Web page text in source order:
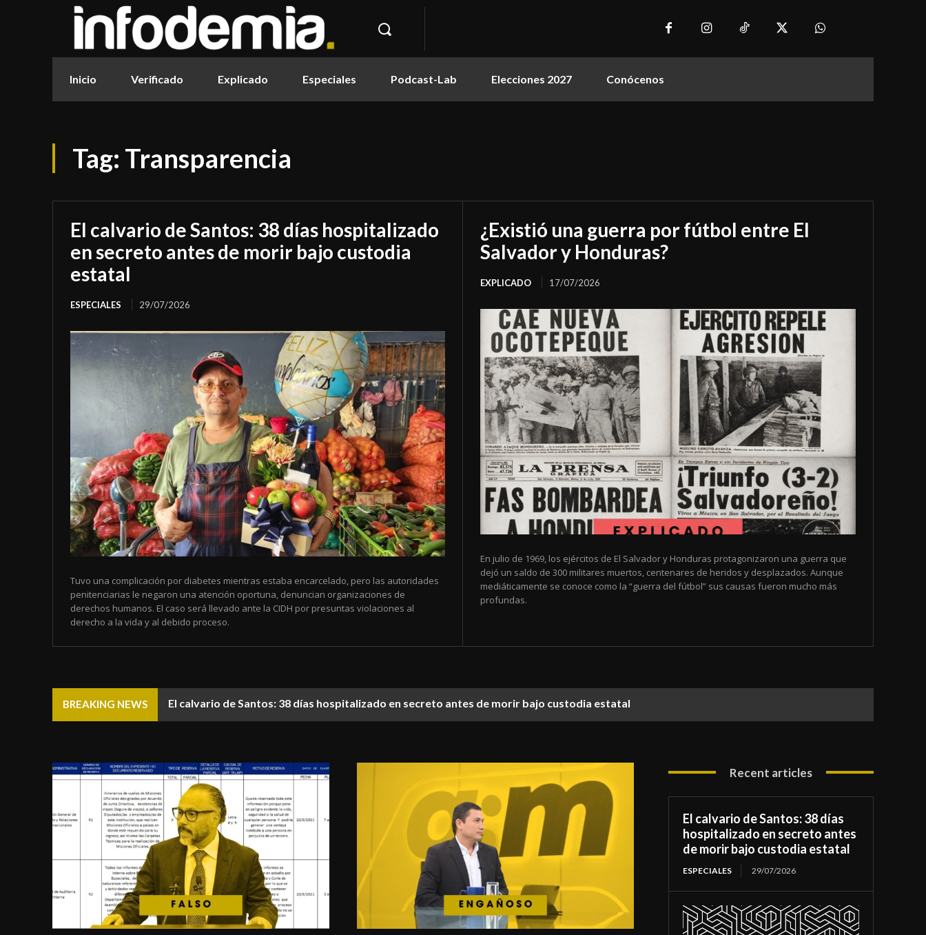
Inicio Verificado Explicado Especiales Podcast-Lab Elecciones 2027 Conócenos
Tag: Transparencia
El calvario de Santos: 38 días hospitalizado
en secreto antes de morir bajo custodia
estatal
ESPECIALES 29/07/2026
Tuvo una complicación por diabetes mientras estaba encarcelado, pero las autoridades
penitenciarias le negaron una atención oportuna, denuncian organizaciones de
derechos humanos. El caso será llevado ante la CIDH por presuntas violaciones al
derecho a la vida y al debido proceso.
¿Existió una guerra por fútbol entre El
Salvador y Honduras?
EXPLICADO 17/07/2026
En julio de 1969, los ejércitos de El Salvador y Honduras protagonizaron una guerra que
dejó un saldo de 300 militares muertos, centenares de heridos y desplazados. Aunque
mediáticamente se conoce como la “guerra del fútbol” sus causas fueron mucho más
profundas.
BREAKING NEWS El calvario de Santos: 38 días hospitalizado en secreto antes de morir bajo custodia estatal
Recent articles
El calvario de Santos: 38 días
hospitalizado en secreto antes
de morir bajo custodia estatal
ESPECIALES 29/07/2026